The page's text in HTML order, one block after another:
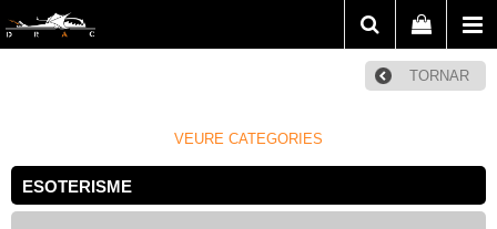
TORNAR
VEURE CATEGORIES
ESOTERISME